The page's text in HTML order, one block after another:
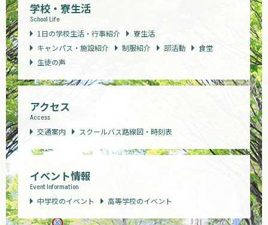
学校・寮生活
School Life
1日の学校生活・行事紹介
寮生活
キャンパス・施設紹介
制服紹介 部活動
食堂
生徒の声
アクセス
Access
交通案内
スクールバス路線図・時刻表
イベント情報
Event Information
中学校のイベント
高等学校のイベント